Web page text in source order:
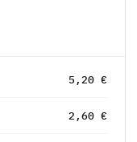
5,20 €
2,60 €